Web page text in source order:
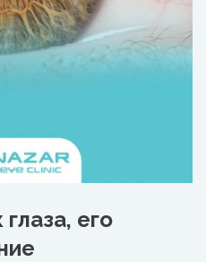
его